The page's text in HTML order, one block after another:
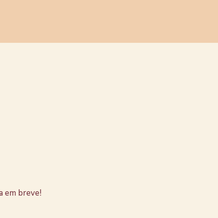
em breve!